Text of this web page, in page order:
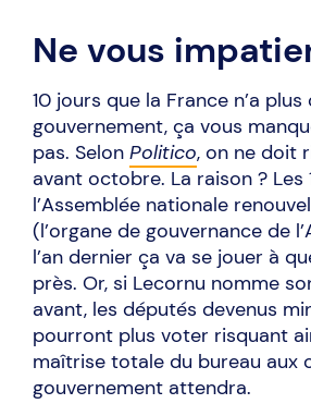
Ne vous
10 jours que la France n’a plus
gouvernement, ça vous
pas. Selon Politico, on ne doit
avant octobre. La raison ?
l’Assemblée nationale
(l’organe de gouvernance de
l’an dernier ça va se jouer à
près. Or, si Lecornu nomme
avant, les députés devenus
pourront plus voter risquant
maîtrise totale du bureau aux
gouvernement attendra.